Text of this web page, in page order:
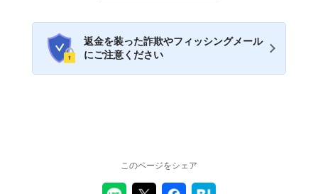
返金を装った詐欺やフィッシングメール
にご注意ください
このページをシェア